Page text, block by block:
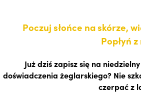
Poczuj słońce na skórze,
Popłyń
Już dziś zapisz się na
doświadczenia żeglarskiego? Nie
czerpać z